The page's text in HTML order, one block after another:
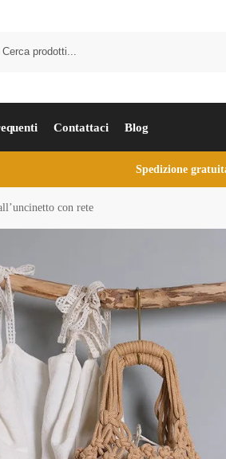
Contattaci Blog
Spedizione
con rete